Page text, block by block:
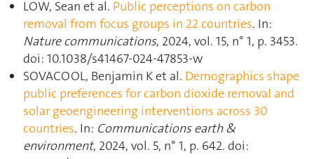
LOW, Sean et al. Public perceptions on carbon
removal from focus groups in 22 countries. In:
Nature communications, 2024, vol. 15, n° 1, p. 3453.
doi: 10.1038/s41467-024-47853-w
SOVACOOL, Benjamin K et al. Demographics shape
public preferences for carbon dioxide removal and
solar geoengineering interventions across 30
countries. In: Communications earth &
environment, 2024, vol. 5, n° 1, p. 642. doi: